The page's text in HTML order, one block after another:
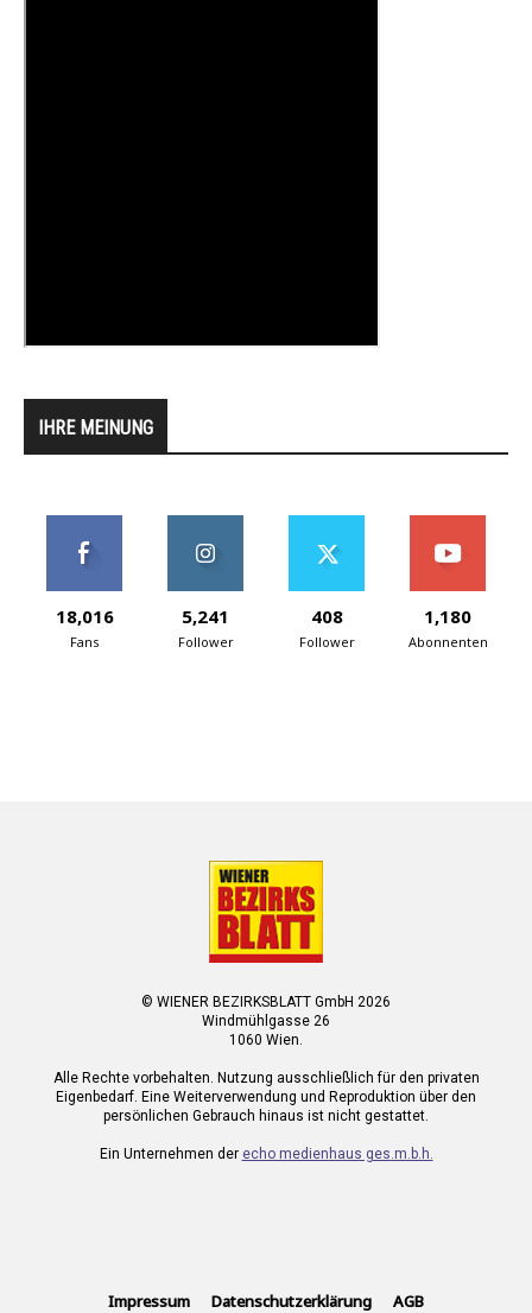
IHRE MEINUNG
18,016
Fans
5,241
Follower
408
Follower
1,180
Abonnenten
© WIENER BEZIRKSBLATT GmbH 2026
Windmühlgasse 26
1060 Wien.
Alle Rechte vorbehalten. Nutzung ausschließlich für den privaten
Eigenbedarf. Eine Weiterverwendung und Reproduktion über den
persönlichen Gebrauch hinaus ist nicht gestattet.
Ein Unternehmen der echo medienhaus ges.m.b.h.
Impressum Datenschutzerklärung AGB